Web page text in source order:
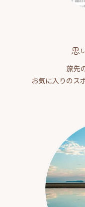
思
旅先
お気に入りのス